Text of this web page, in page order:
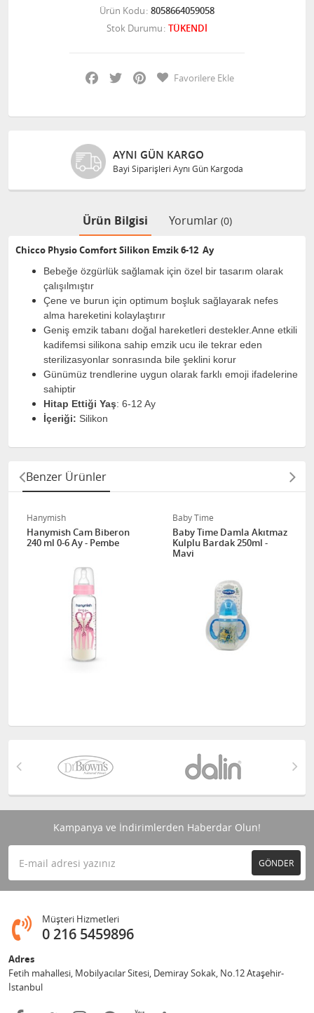
Ürün Kodu 8058664059058
Stok Durumu TÜKENDİ
Facebook
Twitter PinterestFavorilere Ekle
AYNI GÜN KARGO
Bayi Siparişleri Aynı Gün Kargoda
Ürün Bilgisi Yorumlar (0)
Chicco Physio Comfort Silikon Emzik 6-12 Ay
Bebeğe özgürlük sağlamak için özel bir tasarım olarak
çalışılmıştır
Çene ve burun için optimum boşluk sağlayarak nefes
alma hareketini kolaylaştırır
Geniş emzik tabanı doğal hareketleri destekler.Anne etkili
kadifemsi silikona sahip emzik ucu ile tekrar eden
sterilizasyonlar sonrasında bile şeklini korur
Günümüz trendlerine uygun olarak farklı emoji ifadelerine
sahiptir
Hitap Ettiği Yaş: 6-12 Ay
İçeriği: Silikon
Benzer Ürünler
Hanymish
Hanymish Cam Biberon
240 ml 0-6 Ay - Pembe
Baby Time
Baby Time Damla Akıtmaz
Kulplu Bardak 250ml -
Mavi
Kampanya ve İndirimlerden Haberdar Olun!
GÖNDER
Müşteri Hizmetleri
0 216 5459896
Adres
Fetih mahallesi, Mobilyacılar Sitesi, Demiray Sokak, No.12 Ataşehir-
İstanbul